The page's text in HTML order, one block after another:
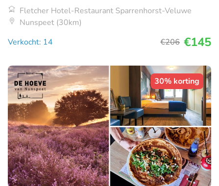
Fletcher Hotel-Restaurant Sparrenhorst-Veluwe
Nunspeet (30km)
Verkocht: 14
€206 €145
30% korting